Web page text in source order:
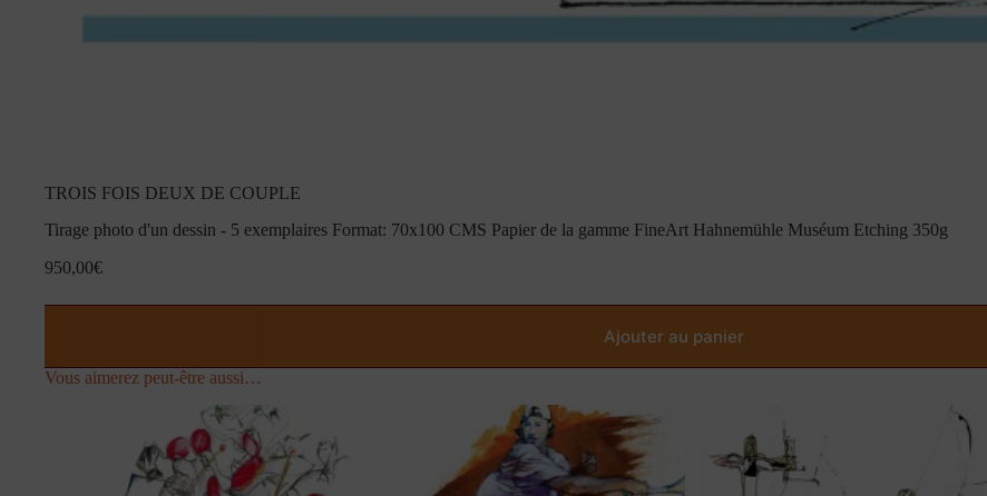
TROIS FOIS DEUX DE COUPLE
Tirage photo d'un dessin - 5 exemplaires Format: 70x100 CMS Papier de la gamme FineArt Hahnemühle Muséum Etching 350g
950,00€
Ajouter au panier
Vous aimerez peut-être aussi…